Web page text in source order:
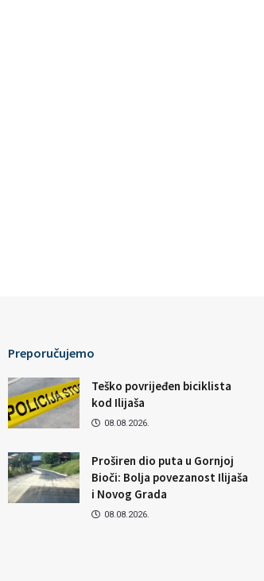
Preporučujemo
Teško povrijeđen biciklista
kod Ilijaša
08.08.2026.
Proširen dio puta u Gornjoj
Bioči: Bolja povezanost Ilijaša
i Novog Grada
08.08.2026.